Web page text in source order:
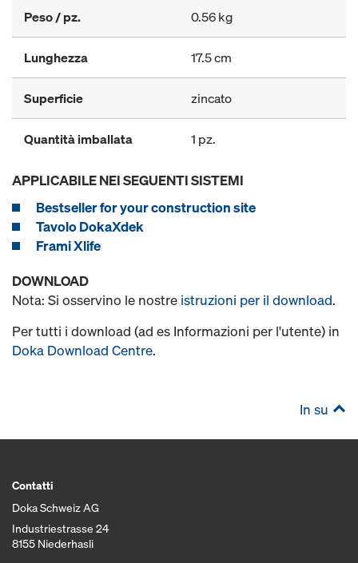
Peso / pz. 0.56 kg
Lunghezza 17.5 cm
Superficie zincato
Quantità imballata 1 pz.
APPLICABILE NEI SEGUENTI SISTEMI
Bestseller for your construction site
Tavolo DokaXdek
Frami Xlife
DOWNLOAD
Nota: Si osservino le nostre istruzioni per il download.
Per tutti i download (ad es Informazioni per l'utente) in
Doka Download Centre.
In su
Contatti
Doka Schweiz AG
Industriestrasse 24
8155 Niederhasli